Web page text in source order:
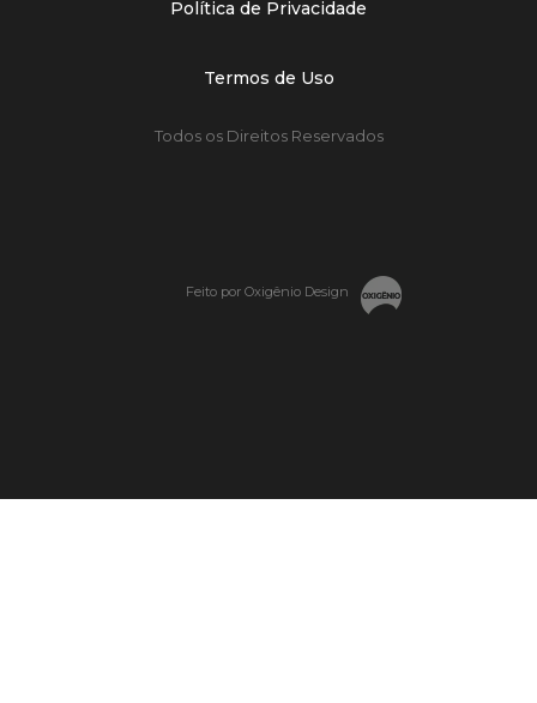
Política de Privacidade
Termos de Uso
Todos os Direitos Reservados
Feito por Oxigênio Design